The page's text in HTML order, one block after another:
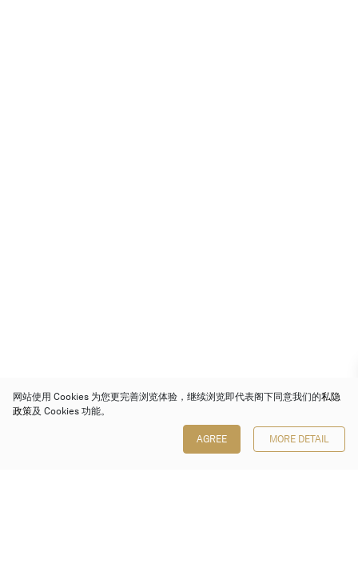
网站使用 Cookies 为您更完善浏览体验，继续浏览即代表阁下同意我们的私隐
政策及 Cookies 功能。
AGREE MORE DETAIL